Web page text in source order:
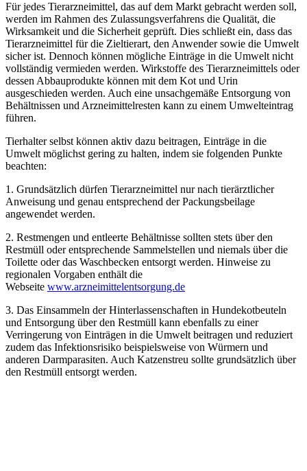
Für jedes Tierarzneimittel, das auf dem Markt gebracht werden soll,
werden im Rahmen des Zulassungsverfahrens die Qualität, die
Wirksamkeit und die Sicherheit geprüft. Dies schließt ein, dass das
Tierarzneimittel für die Zieltierart, den Anwender sowie die Umwelt
sicher ist. Dennoch können mögliche Einträge in die Umwelt nicht
vollständig vermieden werden. Wirkstoffe des Tierarzneimittels oder
dessen Abbauprodukte können mit dem Kot und Urin
ausgeschieden werden. Auch eine unsachgemäße Entsorgung von
Behältnissen und Arzneimittelresten kann zu einem Umwelteintrag
führen.
Tierhalter selbst können aktiv dazu beitragen, Einträge in die
Umwelt möglichst gering zu halten, indem sie folgenden Punkte
beachten:
1. Grundsätzlich dürfen Tierarzneimittel nur nach tierärztlicher
Anweisung und genau entsprechend der Packungsbeilage
angewendet werden.
2. Restmengen und entleerte Behältnisse sollten stets über den
Restmüll oder entsprechende Sammelstellen und niemals über die
Toilette oder das Waschbecken entsorgt werden. Hinweise zu
regionalen Vorgaben enthält die
Webseite www.arzneimittelentsorgung.de
3. Das Einsammeln der Hinterlassenschaften in Hundekotbeuteln
und Entsorgung über den Restmüll kann ebenfalls zu einer
Verringerung von Einträgen in die Umwelt beitragen und reduziert
zudem das Infektionsrisiko beispielsweise von Würmern und
anderen Darmparasiten. Auch Katzenstreu sollte grundsätzlich über
den Restmüll entsorgt werden.